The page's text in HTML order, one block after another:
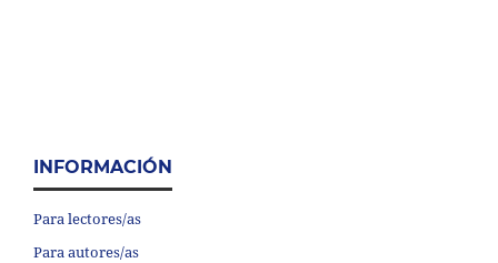
INFORMACIÓN
Para lectores/as
Para autores/as